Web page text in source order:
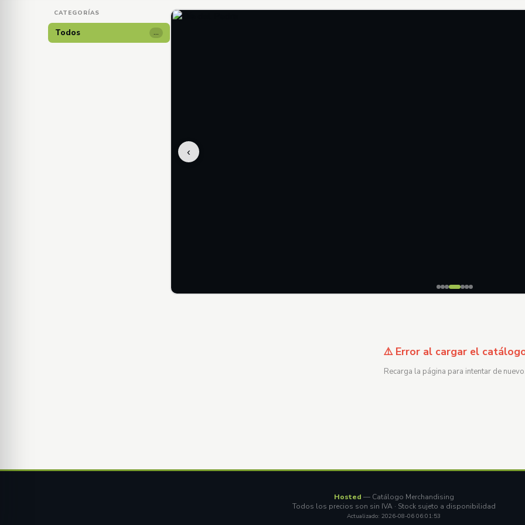
CATEGORÍAS
Todos …
‹
⚠️ Error al cargar el
Recarga la página para intentar de
Hosted — Catálogo Merchandising
Todos los precios son sin IVA · Stock sujeto a disponibilidad
Actualizado: 2026-08-06 06:01:53